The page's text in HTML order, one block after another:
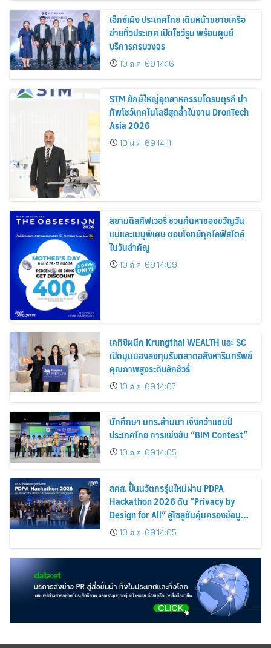
เอ็กซ์เผิง ประเทศไทย เดินหน้าขยายเครือ
ข่ายทั่วประเทศ เปิดโชว์รูม พร้อมศูนย์
บริการครบวงจร
10 ส.ค. 69 14:16
STM ยักษ์ใหญ่อุตสาหกรรมโดรนตุรกี นำ
ทัพโชว์เทคโนโลยีสุดล้ำในงาน DronTech
Asia 2026
10 ส.ค. 69 14:11
สยามดิสคัฟเวอรี่ ชวนค้นหาของขวัญวัน
แม่และเมนูพิเศษ ตอบโจทย์ทุกไลฟ์สไตล์
ในวันสำคัญ
10 ส.ค. 69 14:09
เคทีซีผนึก Krungthai WEALTH และ SC
เปิดมุมมองลงทุนรับตลาดอสังหาริมทรัพย์
คุณภาพสูงระดับลักชัวรี่
10 ส.ค. 69 14:07
นักศึกษา มทร.ล้านนา เจ๋งคว้าแชมป์
ประเทศไทย การแข่งขัน “BIM Contest”
10 ส.ค. 69 14:05
สคส. ปั้นนวัตกรรุ่นใหม่ผ่าน PDPA
Hackathon 2026 ดัน “Privacy by
Design for All” สู่โซลูชันคุ้มครองข้อมูล
ส่วนบุคคลที่ใช้ได้จริง
10 ส.ค. 69 14:05